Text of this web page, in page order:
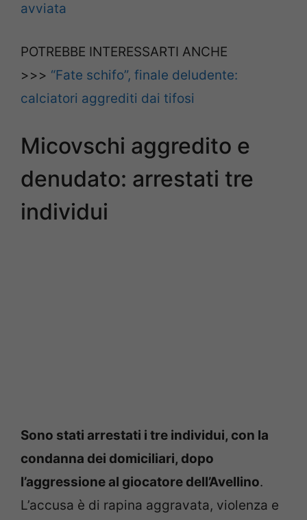
avviata
POTREBBE INTERESSARTI ANCHE
>>> “Fate schifo”, finale deludente:
calciatori aggrediti dai tifosi
Micovschi aggredito e
denudato: arrestati tre
individui
Sono stati arrestati i tre individui, con la
condanna dei domiciliari, dopo
l’aggressione al giocatore dell’Avellino.
L’accusa è di rapina aggravata, violenza e